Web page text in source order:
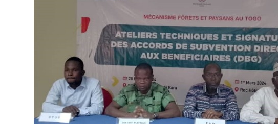
FOREVER
RECOMMENDED
FOREVER
RECOMMENDED